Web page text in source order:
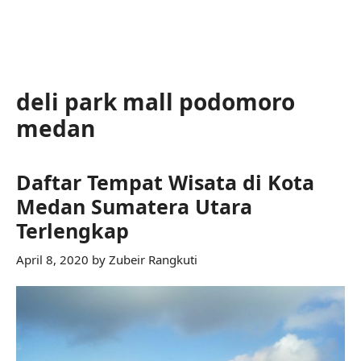
deli park mall podomoro
medan
Daftar Tempat Wisata di Kota
Medan Sumatera Utara
Terlengkap
April 8, 2020 by Zubeir Rangkuti